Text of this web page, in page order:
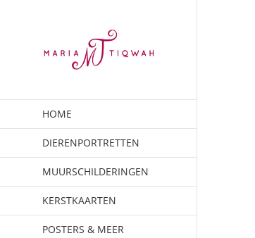
HOME
DIERENPORTRETTEN
MUURSCHILDERINGEN
KERSTKAARTEN
POSTERS & MEER